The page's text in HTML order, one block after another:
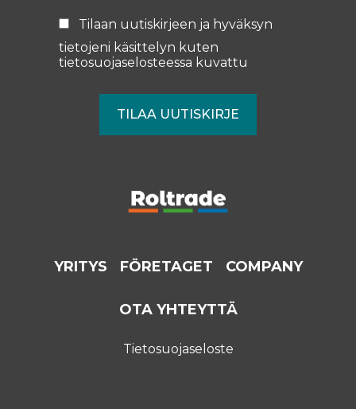
Tilaan uutiskirjeen ja hyväksyn
tietojeni käsittelyn kuten
tietosuojaselosteessa kuvattu
YRITYS FÖRETAGET COMPANY
OTA YHTEYTTÄ
Tietosuojaseloste